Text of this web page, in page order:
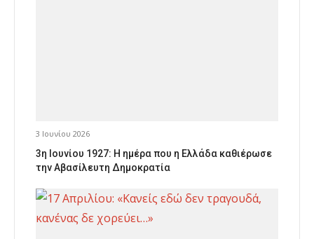
3 Ιουνίου 2026
3η Ιουνίου 1927: Η ημέρα που η Ελλάδα καθιέρωσε
την Αβασίλευτη Δημοκρατία